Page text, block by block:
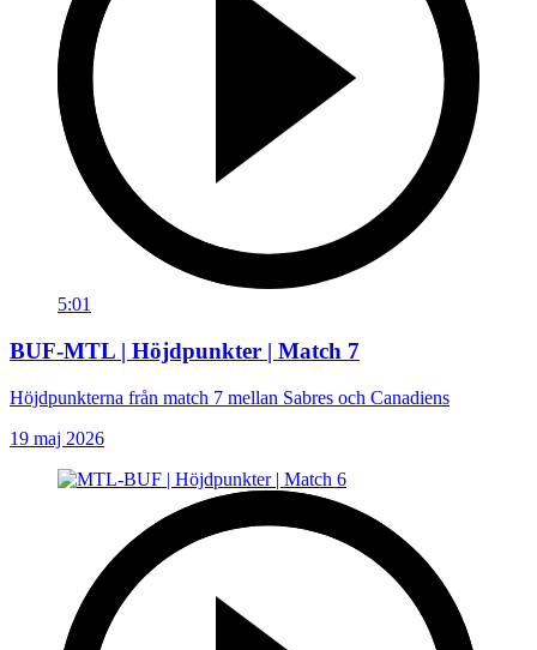
5:01
BUF-MTL | Höjdpunkter | Match 7
Höjdpunkterna från match 7 mellan Sabres och Canadiens
19 maj 2026